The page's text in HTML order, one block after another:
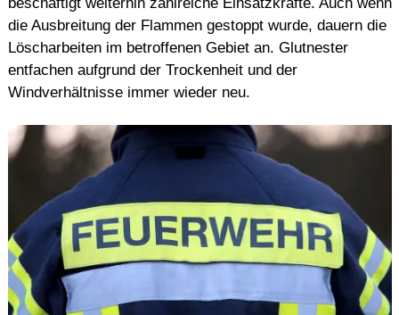
beschäftigt weiterhin zahlreiche Einsatzkräfte. Auch wenn
die Ausbreitung der Flammen gestoppt wurde, dauern die
Löscharbeiten im betroffenen Gebiet an. Glutnester
entfachen aufgrund der Trockenheit und der
Windverhältnisse immer wieder neu.